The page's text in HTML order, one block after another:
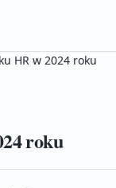
HR w 2024 roku
roku